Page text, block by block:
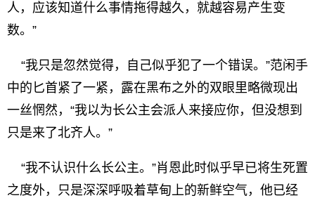
人，应该知道什么事情拖得越久，就越容易产生变
数。”
“我只是忽然觉得，自己似乎犯了一个错误。”范闲手
中的匕首紧了一紧，露在黑布之外的双眼里略微现出
一丝惘然，“我以为长公主会派人来接应你，但没想到
只是来了北齐人。”
“我不认识什么长公主。”肖恩此时似乎早已将生死置
之度外，只是深深呼吸着草甸上的新鲜空气，他已经